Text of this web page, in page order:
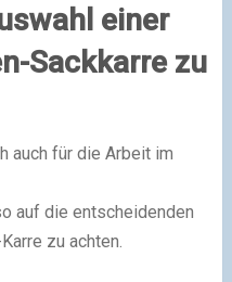
einer
Sackkarre zu
auch für die Arbeit im
auf die entscheidenden
zu achten.